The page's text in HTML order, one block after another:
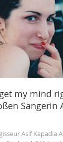
my mind
Sängerin
Asif Kapadia